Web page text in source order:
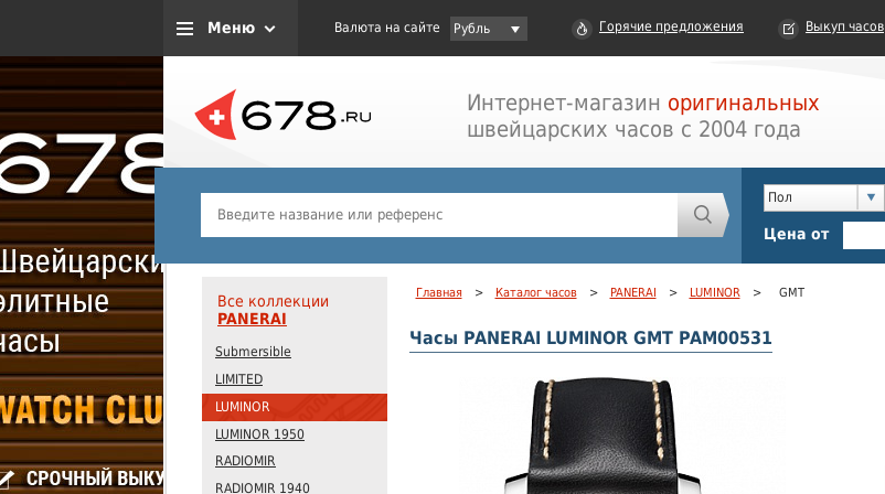
Меню Валюта на сайте Рубль Горячие предложения Выкуп часов
Интернет-магазин оригинальных
швейцарских часов с 2004 года
Пол
Цена от
Все коллекции
PANERAI
Submersible
LIMITED
LUMINOR
LUMINOR 1950
RADIOMIR
RADIOMIR 1940
Главная > Каталог часов > PANERAI > LUMINOR > GMT
Часы PANERAI LUMINOR GMT PAM00531